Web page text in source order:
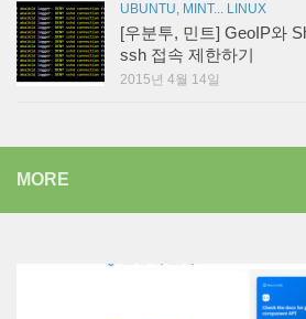
UBUNTU, MINT... LINUX
[우분투, 민트] GeoIP와
ssh 접속 제한하기
2015년 4월 14일
MORE